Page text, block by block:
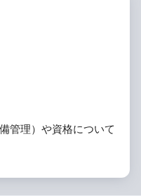
管理）や資格について